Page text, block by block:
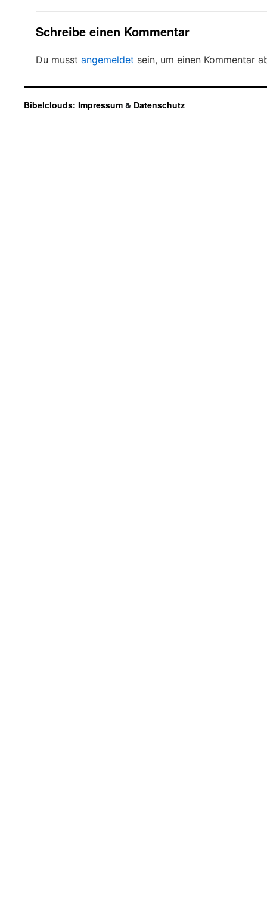
Schreibe einen Kommentar
Du musst angemeldet sein, um einen Kommentar
Bibelclouds: Impressum & Datenschutz